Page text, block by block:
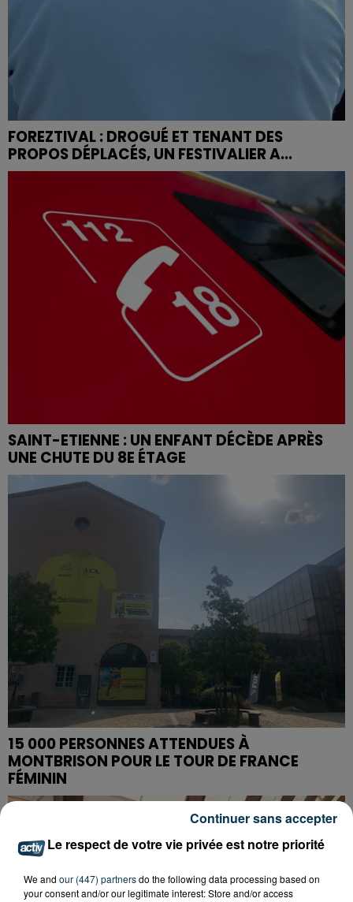
FOREZTIVAL : DROGUÉ ET TENANT DES
PROPOS DÉPLACÉS, UN FESTIVALIER A...
SAINT-ETIENNE : UN ENFANT DÉCÈDE APRÈS
UNE CHUTE DU 8E ÉTAGE
15 000 PERSONNES ATTENDUES À
MONTBRISON POUR LE TOUR DE FRANCE
FÉMININ
Le respect de votre vie privée est notre priorité
We and our (447) partnersdo the following data processing based on
your consent and/or our legitimate interest: Store and/or access
Continuer sans accepter